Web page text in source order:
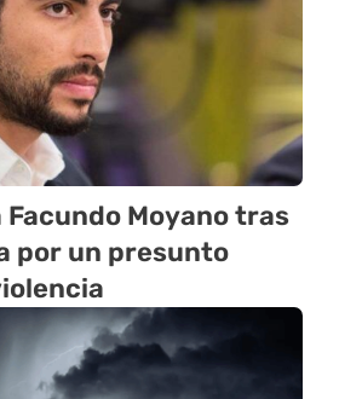
Facundo Moyano tras
por un presunto